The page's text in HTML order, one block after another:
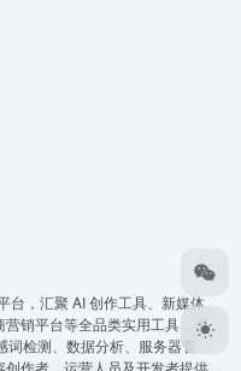
台，汇聚 AI 创作工具、新媒体
销平台等全品类实用工具，覆
检测、数据分析、服务器管
作者、运营人员及开发者提供